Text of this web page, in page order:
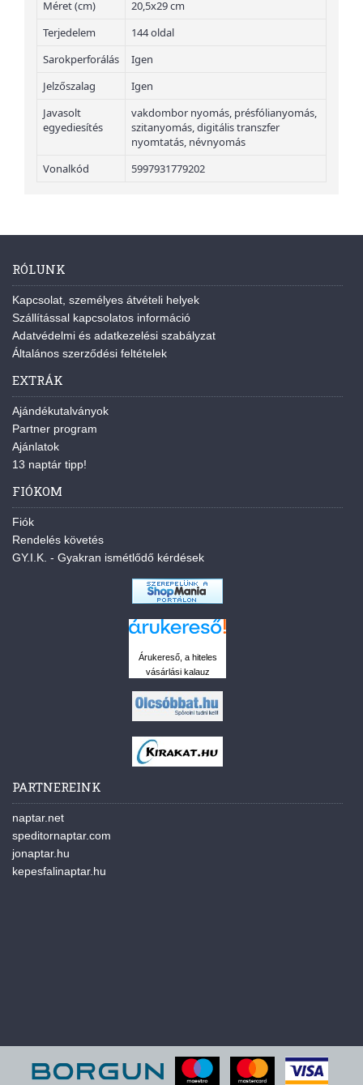
Méret (cm)
20,5x29 cm
Terjedelem
144 oldal
Sarokperforálás
Igen
Jelzőszalag
Igen
Javasolt
egyediesítés
vakdombor nyomás, présfólianyomás,
szitanyomás, digitális transzfer
nyomtatás, névnyomás
Vonalkód
5997931779202
RÓLUNK
Kapcsolat, személyes átvételi helyek
Szállítással kapcsolatos információ
Adatvédelmi és adatkezelési szabályzat
Általános szerződési feltételek
EXTRÁK
Ajándékutalványok
Partner program
Ajánlatok
13 naptár tipp!
FIÓKOM
Fiók
Rendelés követés
GY.I.K. - Gyakran ismétlődő kérdések
Árukereső, a hiteles
vásárlási kalauz
PARTNEREINK
naptar.net
speditornaptar.com
jonaptar.hu
kepesfalinaptar.hu